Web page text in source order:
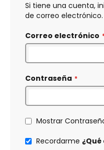
Si tiene una cuenta,
de correo electrónico.
Correo electrónico
Contraseña
Mostrar
Recordarme